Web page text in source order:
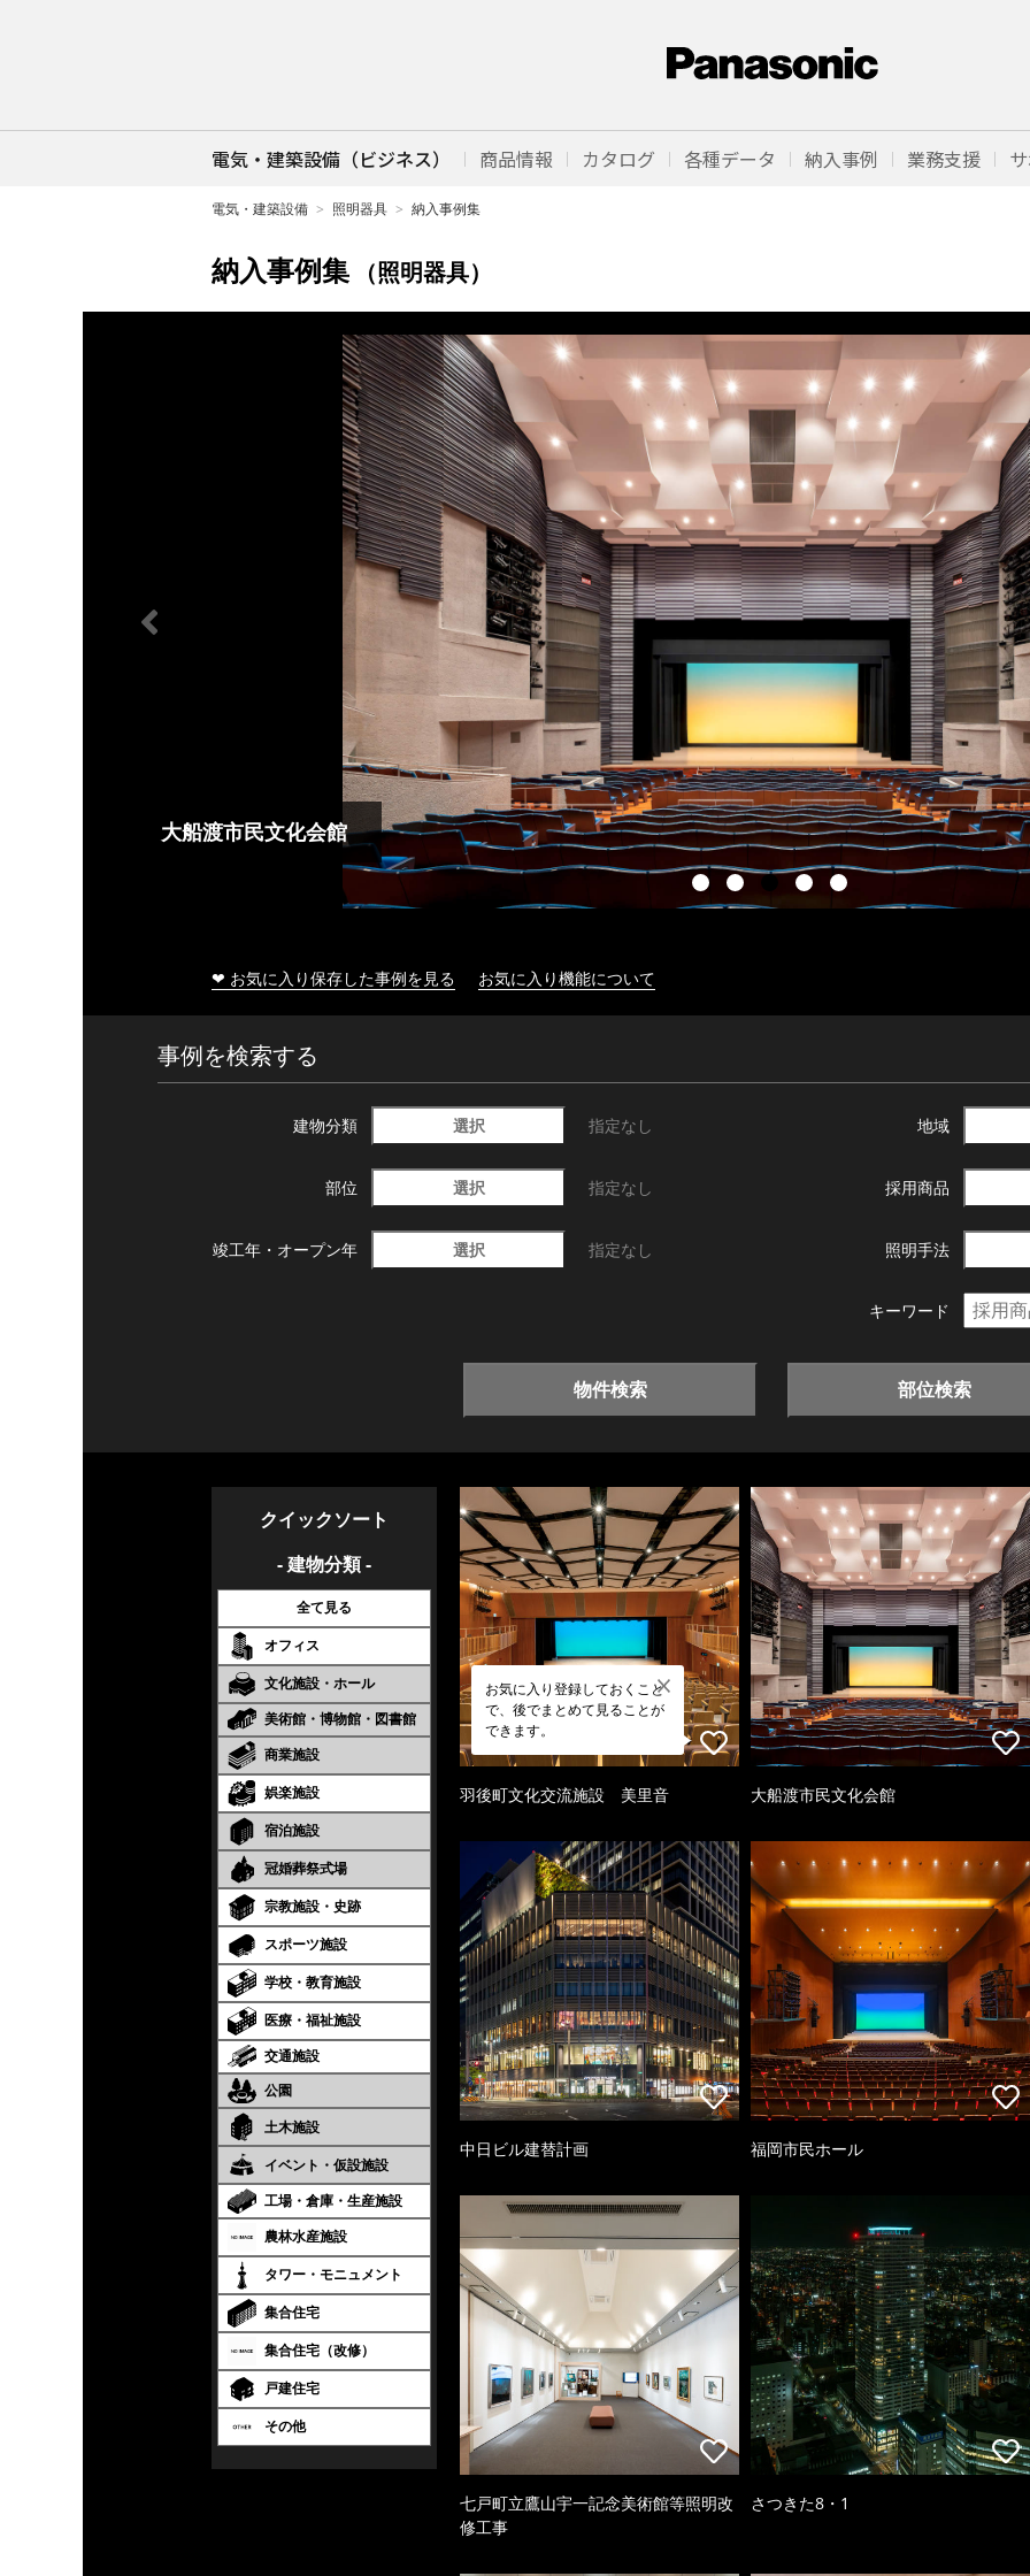
電気・建築設備（ビジネス） 商品情報 カタログ 各種データ 納入事例 業務支援
電気・建築設備 照明器具 納入事例集
納入事例集 （照明器具）
大船渡市民文化会館
❤ お気に入り保存した事例を見る お気に入り機能について
事例を検索する
建物分類 選択 指定なし 地域
部位 選択 指定なし 採用商品
竣工年・ オープン年 選択 指定なし 照明手法
キーワード
物件検索 部位検索
クイックソート
- 建物分類 -
全て見る
オフィス
文化施設・ホール
美術館・博物館・図書館
商業施設
娯楽施設
宿泊施設
冠婚葬祭式場
宗教施設・史跡
スポーツ施設
学校・教育施設
医療・福祉施設
交通施設
公園
土木施設
イベント・仮設施設
工場・倉庫・生産施設
農林水産施設
タワー・モニュメント
集合住宅
集合住宅（改修）
戸建住宅
その他
お気に入り登録しておくこと
で、後でまとめて見ることが
できます。
羽後町文化交流施設 美里音 大船渡市民文化会館
中日ビル建替計画 福岡市民ホール
七戸町立鷹山宇一記念美術館等照明改
修工事
さつきた8・1